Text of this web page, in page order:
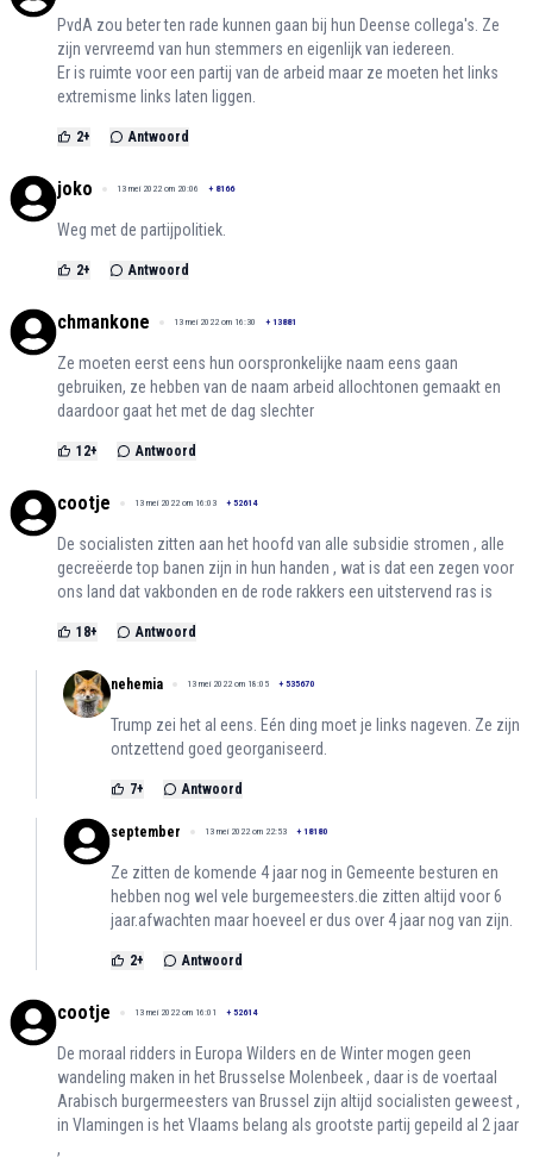
PvdA zou beter ten rade kunnen gaan bij hun Deense collega's. Ze
zijn vervreemd van hun stemmers en eigenlijk van iedereen.
Er is ruimte voor een partij van de arbeid maar ze moeten het links
extremisme links laten liggen.
2+ Antwoord
joko 13 mei 2022 om 20:06 + 8166
Weg met de partijpolitiek.
2+ Antwoord
chmankone 13 mei 2022 om 16:30 + 13881
Ze moeten eerst eens hun oorspronkelijke naam eens gaan
gebruiken, ze hebben van de naam arbeid allochtonen gemaakt en
daardoor gaat het met de dag slechter
12+ Antwoord
cootje 13 mei 2022 om 16:03 + 52614
De socialisten zitten aan het hoofd van alle subsidie stromen , alle
gecreëerde top banen zijn in hun handen , wat is dat een zegen voor
ons land dat vakbonden en de rode rakkers een uitstervend ras is
18+ Antwoord
nehemia 13 mei 2022 om 18:05 + 535670
Trump zei het al eens. Eén ding moet je links nageven. Ze zijn
ontzettend goed georganiseerd.
7+ Antwoord
september 13 mei 2022 om 22:53 + 18180
Ze zitten de komende 4 jaar nog in Gemeente besturen en
hebben nog wel vele burgemeesters.die zitten altijd voor 6
jaar.afwachten maar hoeveel er dus over 4 jaar nog van zijn.
2+ Antwoord
cootje 13 mei 2022 om 16:01 + 52614
De moraal ridders in Europa Wilders en de Winter mogen geen
wandeling maken in het Brusselse Molenbeek , daar is de voertaal
Arabisch burgermeesters van Brussel zijn altijd socialisten geweest ,
in Vlamingen is het Vlaams belang als grootste partij gepeild al 2 jaar
,